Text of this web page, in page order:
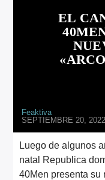
EL
Feaktiva
SEPTIEMBRE 20, 2022
Luego de algunos
natal Republica
40Men presenta